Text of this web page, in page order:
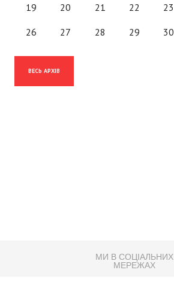
19 20 21 22 23
26 27 28 29 30
ВЕСЬ АРХІВ
МИ В СОЦІАЛЬНИХ
МЕРЕЖАХ